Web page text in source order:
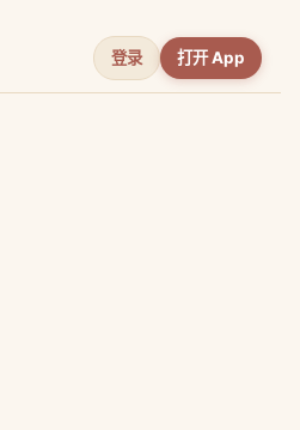
登录 打开 App